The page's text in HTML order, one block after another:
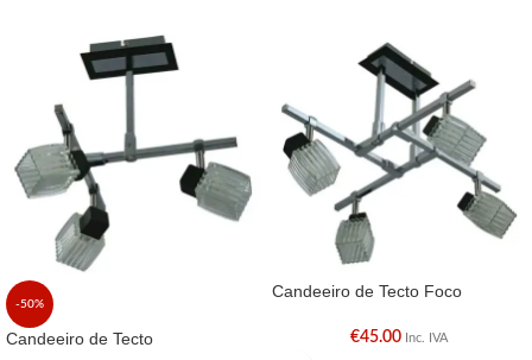
-50%
Candeeiro de Tecto
Candeeiro de Tecto Foco
€45.00 Inc. IVA